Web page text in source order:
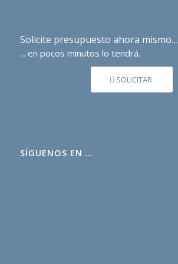
Solicite presupuesto ahora mismo…
... en pocos minutos lo tendrá.
SOLICITAR
SÍGUENOS EN …